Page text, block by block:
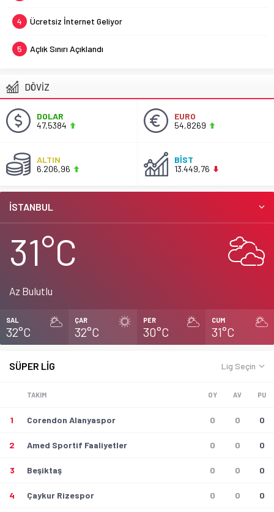
4 Ücretsiz İnternet Geliyor
5 Açlık Sınırı Açıklandı
DÖVİZ
DOLAR
47,5384
EURO
54,8269
ALTIN
6.206,96
BİST
13.449,76
İSTANBUL
31°C
Az Bulutlu
SAL
32°C
ÇAR
32°C
PER
30°C
CUM
31°C
Lig Seçin
SÜPER LİG
TAKIM OY AV PU
1 Corendon Alanyaspor 0 0 0
2 Amed Sportif Faaliyetler 0 0 0
3 Beşiktaş 0 0 0
4 Çaykur Rizespor 0 0 0